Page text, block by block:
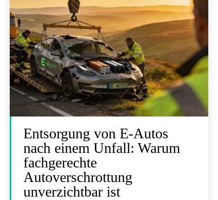
Entsorgung von E-Autos
nach einem Unfall: Warum
fachgerechte
Autoverschrottung
unverzichtbar ist